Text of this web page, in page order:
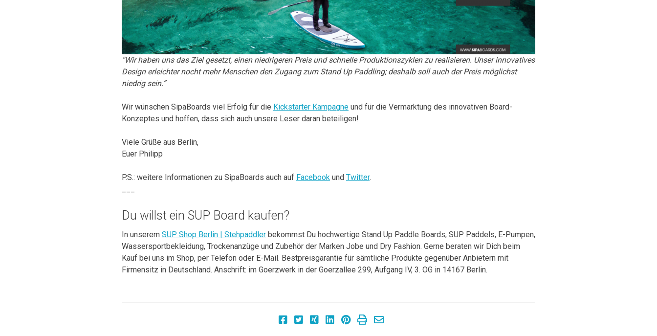
“Wir haben uns das Ziel gesetzt, einen niedrigeren Preis und schnelle Produktionszyklen zu realisieren. Unser innovatives
Design erleichter nocht mehr Menschen den Zugang zum Stand Up Paddling; deshalb soll auch der Preis möglichst
niedrig sein.”
Wir wünschen SipaBoards viel Erfolg für die Kickstarter Kampagne und für die Vermarktung des innovativen Board-
Konzeptes und hoffen, dass sich auch unsere Leser daran beteiligen!
Viele Grüße aus Berlin,
Euer Philipp
P.S.: weitere Informationen zu SipaBoards auch auf Facebook und Twitter.
Du willst ein SUP Board kaufen?
In unserem SUP Shop Berlin | Stehpaddler bekommst Du hochwertige Stand Up Paddle Boards, SUP Paddels, E-Pumpen,
Wassersportbekleidung, Trockenanzüge und Zubehör der Marken Jobe und Dry Fashion. Gerne beraten wir Dich beim
Kauf bei uns im Shop, per Telefon oder E-Mail. Bestpreisgarantie für sämtliche Produkte gegenüber Anbietern mit
Firmensitz in Deutschland. Anschrift: im Goerzwerk in der Goerzallee 299, Aufgang IV, 3. OG in 14167 Berlin.